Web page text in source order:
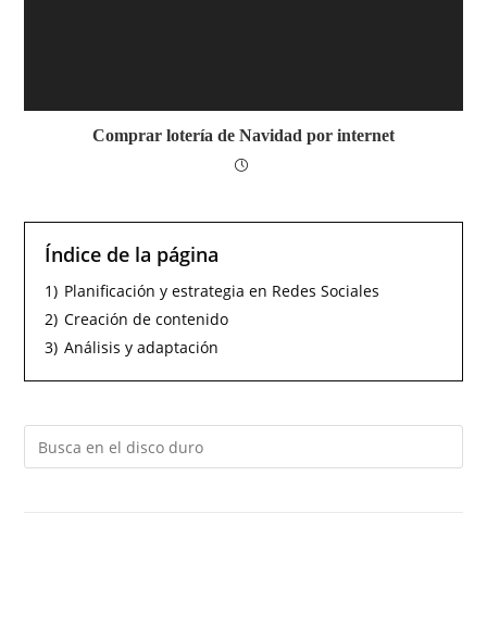
Comprar lotería de Navidad por internet
Índice de la página
1) Planificación y estrategia en Redes Sociales
2) Creación de contenido
3) Análisis y adaptación